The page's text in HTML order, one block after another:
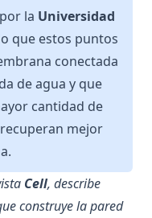
la Universidad
que estos puntos
conectada
de agua y que
cantidad de
mejor
Cell, describe
construye la pared